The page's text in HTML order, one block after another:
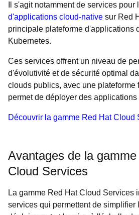
Il s'agit notamment de services pour
d'applications cloud-native sur Red
principale plateforme d'applications
Kubernetes.
Ces services offrent un niveau de
d'évolutivité et de sécurité optimal
clouds publics, avec une plateforme
permet de déployer des applications
Découvrir la gamme Red Hat Cloud
Avantages de la
Cloud Services
La gamme Red Hat Cloud Services
services qui permettent de simplifier